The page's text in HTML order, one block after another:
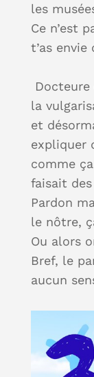
les
Ce n’est
t’as envie
la
et
expliquer
comme
faisait
Pardon
le nôtre,
Ou alors
Bref, le
aucun